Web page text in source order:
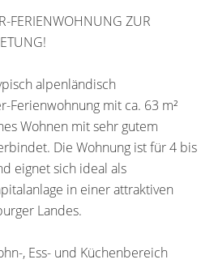
FERIENWOHNUNG ZUR
alpenländisch
Ferienwohnung mit ca. 63 m²
Wohnen mit sehr gutem
Die Wohnung ist für 4 bis
eignet sich ideal als
in einer attraktiven
Landes.
, Ess- und Küchenbereich